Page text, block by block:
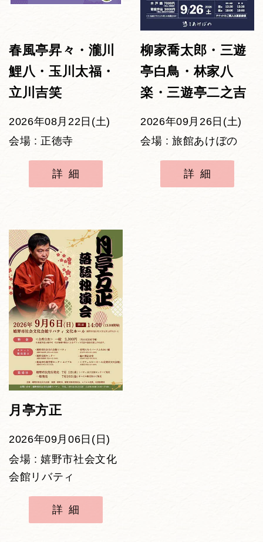
春風亭昇々・瀧川
鯉八・玉川太福・
立川吉笑
2026年08月22日(土)
会場 : 正徳寺
詳細
柳家喬太郎・三遊
亭白鳥・林家八
楽・三遊亭二之吉
2026年09月26日(土)
会場 : 旅館あけぼの
詳細
月亭方正
2026年09月06日(日)
会場 : 嬉野市社会文化
会館リバティ
詳細